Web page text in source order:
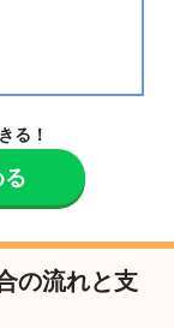
る！
の流れと支